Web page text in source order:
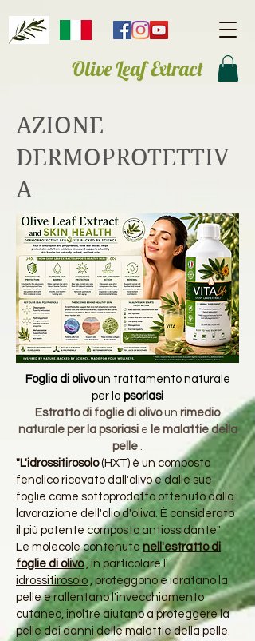
Olive Leaf Extract
AZIONE
DERMOPROTETTIV
A
Foglia di olivoun trattamento naturale
per la psoriasi
Estratto di foglie di olivoun rimedio
naturale per la psoriasie le malattie della
pelle .
"L'idrossitirosolo(HXT) è un composto
fenolico ricavato dall'olivo e dalle sue
foglie come sottoprodotto ottenuto dalla
lavorazione dell'olio d'oliva. È considerato
il più potente composto antiossidante"
Le molecole contenute nell'estratto di
foglie di olivo, in particolare l'
idrossitirosolo , proteggono e idratano la
pelle e rallentano l'invecchiamento
cutaneo, inoltre aiutano a proteggere la
pelle dai danni delle malattie della pelle.